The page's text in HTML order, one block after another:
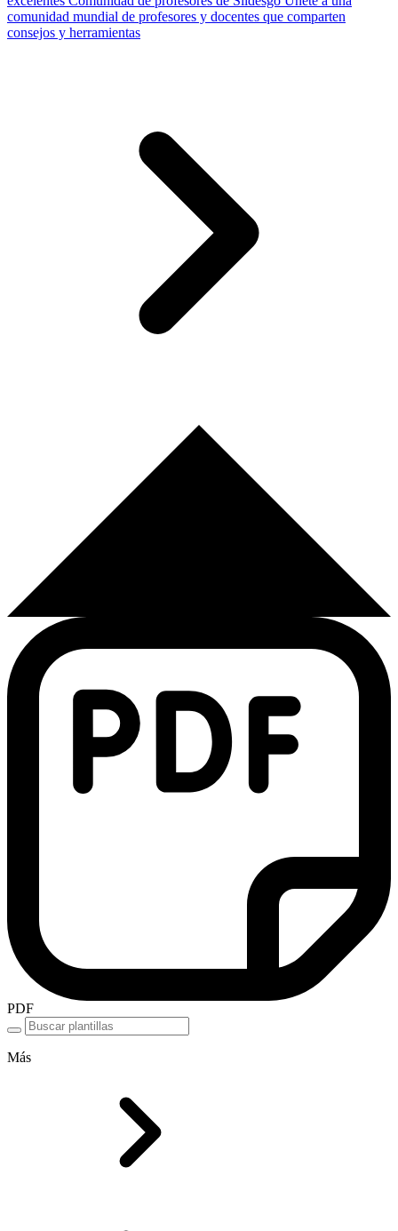
comunidad mundial de profesores y docentes que comparten
consejos y herramientas
PDF
Más